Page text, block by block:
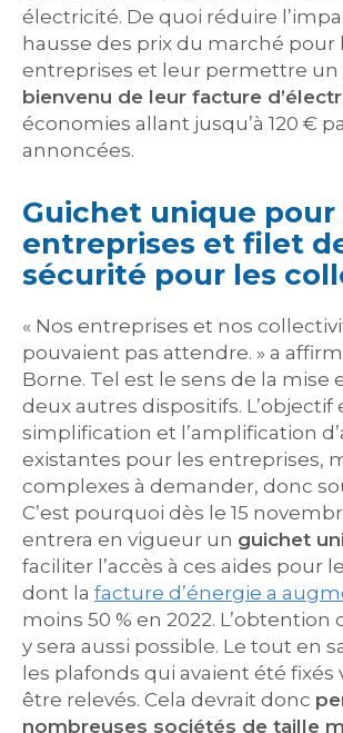
électricité. De quoi réduire
hausse des prix du marché pour
entreprises et leur permettre un
bienvenu de leur facture
économies allant jusqu’à 120 €
annoncées.
Guichet unique pour
entreprises et filet
sécurité pour les
« Nos entreprises et nos
pouvaient pas attendre. » a
Borne. Tel est le sens de la mise
deux autres dispositifs. L’objectif
simplification et l’amplification
existantes pour les entreprises,
complexes à demander, donc
C’est pourquoi dès le 15
entrera en vigueur un guichet
faciliter l’accès à ces aides pour
dont la facture d’énergie a
moins 50 % en 2022. L’obtention
y sera aussi possible. Le tout en
les plafonds qui avaient été fixés
être relevés. Cela devrait donc
nombreuses sociétés de taille